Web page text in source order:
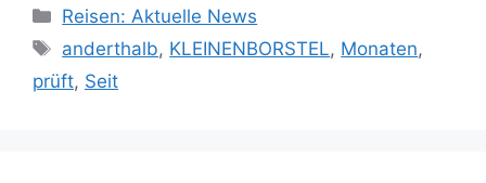
Kategorien
Reisen: Aktuelle News
Schlagwörter
anderthalb, KLEINENBORSTEL, Monaten,
prüft, Seit